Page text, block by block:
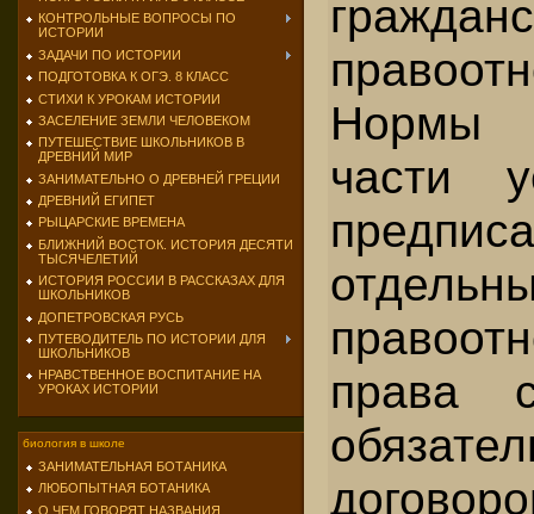
КОНТРОЛЬНЫЕ ВОПРОСЫ ПО
ИСТОРИИ
ЗАДАЧИ ПО ИСТОРИИ
ПОДГОТОВКА К ОГЭ. 8 КЛАСС
СТИХИ К УРОКАМ ИСТОРИИ
ЗАСЕЛЕНИЕ ЗЕМЛИ ЧЕЛОВЕКОМ
ПУТЕШЕСТВИЕ ШКОЛЬНИКОВ В
ДРЕВНИЙ МИР
ЗАНИМАТЕЛЬНО О ДРЕВНЕЙ ГРЕЦИИ
ДРЕВНИЙ ЕГИПЕТ
РЫЦАРСКИЕ ВРЕМЕНА
БЛИЖНИЙ ВОСТОК. ИСТОРИЯ ДЕСЯТИ
ТЫСЯЧЕЛЕТИЙ
ИСТОРИЯ РОССИИ В РАССКАЗАХ ДЛЯ
ШКОЛЬНИКОВ
ДОПЕТРОВСКАЯ РУСЬ
ПУТЕВОДИТЕЛЬ ПО ИСТОРИИ ДЛЯ
ШКОЛЬНИКОВ
НРАВСТВЕННОЕ ВОСПИТАНИЕ НА
УРОКАХ ИСТОРИИ
биология в школе
ЗАНИМАТЕЛЬНАЯ БОТАНИКА
ЛЮБОПЫТНАЯ БОТАНИКА
О ЧЕМ ГОВОРЯТ НАЗВАНИЯ
Нормы
части
права